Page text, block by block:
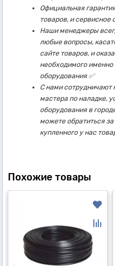
Официальная
товаров, и сервисное
Наши менеджеры
любые вопросы,
сайте товаров, и
необходимого
оборудования ✅
С нами сотрудничают
мастера по наладке,
оборудования в
можете обратиться
купленного у нас
Похожие товары